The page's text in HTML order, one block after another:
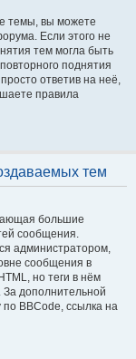
темы, вы можете
Если этого не
тем могла быть
поднятия
ответив на неё,
правила
тем
большие
сообщения.
администратором,
сообщения в
но теги в нём
За дополнительной
BBCode, ссылка на